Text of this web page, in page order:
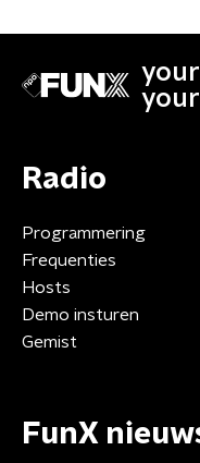
Radio
Programmering
Frequenties
Hosts
Demo insturen
Gemist
FunX